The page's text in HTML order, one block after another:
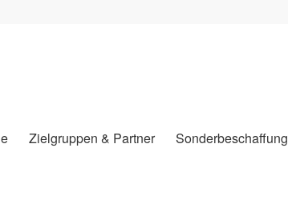
Zielgruppen & Partner Sonderbeschaffung